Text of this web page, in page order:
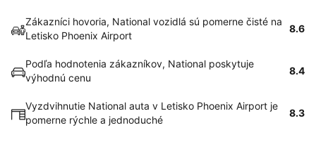
Zákazníci hovoria, National vozidlá sú pomerne čisté na
Letisko Phoenix Airport
8.6
Podľa hodnotenia zákazníkov, National poskytuje
výhodnú cenu
8.4
Vyzdvihnutie National auta v Letisko Phoenix Airport je
pomerne rýchle a jednoduché
8.3